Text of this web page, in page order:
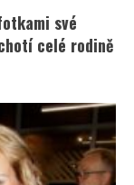
své
celé rodině